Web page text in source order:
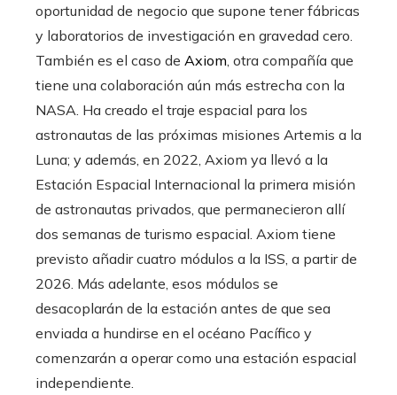
oportunidad de negocio que supone tener fábricas
y laboratorios de investigación en gravedad cero.
También es el caso de Axiom , otra compañía que
tiene una colaboración aún más estrecha con la
NASA. Ha creado el traje espacial para los
astronautas de las próximas misiones Artemis a la
Luna; y además, en 2022, Axiom ya llevó a la
Estación Espacial Internacional la primera misión
de astronautas privados, que permanecieron allí
dos semanas de turismo espacial. Axiom tiene
previsto añadir cuatro módulos a la ISS, a partir de
2026. Más adelante, esos módulos se
desacoplarán de la estación antes de que sea
enviada a hundirse en el océano Pacífico y
comenzarán a operar como una estación espacial
independiente.